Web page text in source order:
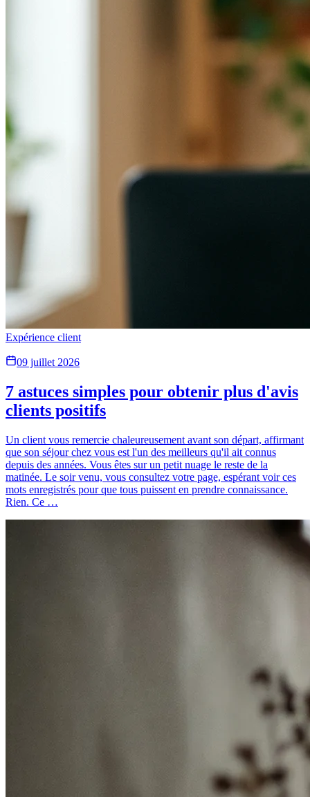
Expérience client
09 juillet 2026
7 astuces simples pour obtenir plus d'avis
clients positifs
Un client vous remercie chaleureusement avant son départ, affirmant
que son séjour chez vous est l'un des meilleurs qu'il ait connus
depuis des années. Vous êtes sur un petit nuage le reste de la
matinée. Le soir venu, vous consultez votre page, espérant voir ces
mots enregistrés pour que tous puissent en prendre connaissance.
Rien. Ce …